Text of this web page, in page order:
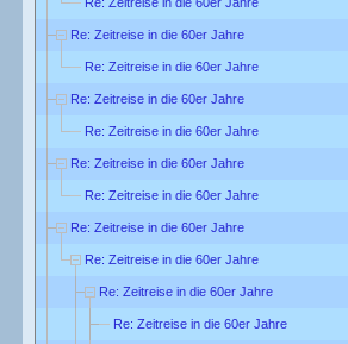
Re: Zeitreise in die 60er Jahre
Re: Zeitreise in die 60er Jahre
Re: Zeitreise in die 60er Jahre
Re: Zeitreise in die 60er Jahre
Re: Zeitreise in die 60er Jahre
Re: Zeitreise in die 60er Jahre
Re: Zeitreise in die 60er Jahre
Re: Zeitreise in die 60er Jahre
Re: Zeitreise in die 60er Jahre
Re: Zeitreise in die 60er Jahre